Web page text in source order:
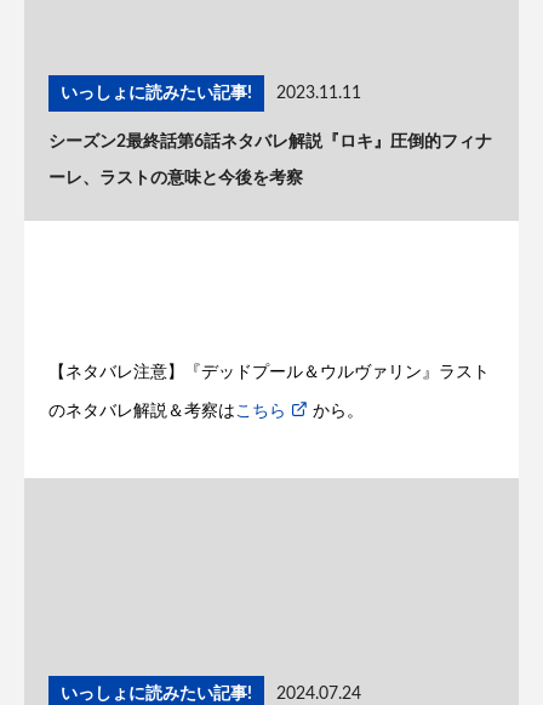
いっしょに読みたい記事! 2023.11.11
シーズン2最終話第6話ネタバレ解説『ロキ』圧倒的フィナ
ーレ、ラストの意味と今後を考察
【ネタバレ注意】『デッドプール＆ウルヴァリン』ラスト
のネタバレ解説＆考察はこちら から。
いっしょに読みたい記事! 2024.07.24